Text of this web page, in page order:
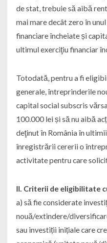
de stat, trebuie să aibă
mai mare decât zero în
financiare încheiate și
ultimul exerciţiu financiar
Totodată, pentru a fi
generale, întreprinderile
capital social subscris
100.000 lei și să nu aibă
deţinut în România în
înregistrării cererii o
activitate pentru care
II. Criterii de eligibilitate
a) să fie considerate
nouă/extindere/
sau investiții inițiale care